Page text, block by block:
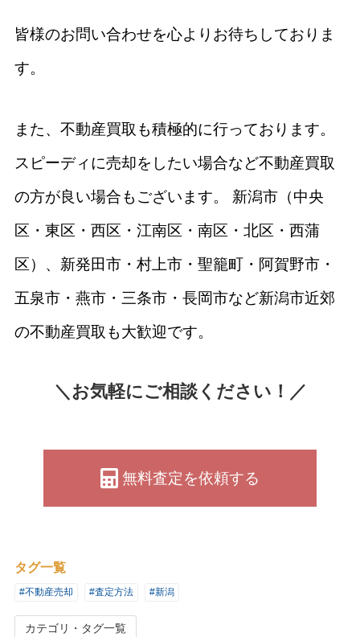
皆様のお問い合わせを心よりお待ちしておりま
す。
また、不動産買取も積極的に行っております。
スピーディに売却をしたい場合など不動産買取
の方が良い場合もございます。 新潟市（中央
区・東区・西区・江南区・南区・北区・西蒲
区）、新発田市・村上市・聖籠町・阿賀野市・
五泉市・燕市・三条市・長岡市など新潟市近郊
の不動産買取も大歓迎です。
＼お気軽にご相談ください！／
無料査定を依頼する
タグ一覧
#不動産売却 #査定方法 #新潟
カテゴリ・タグ一覧